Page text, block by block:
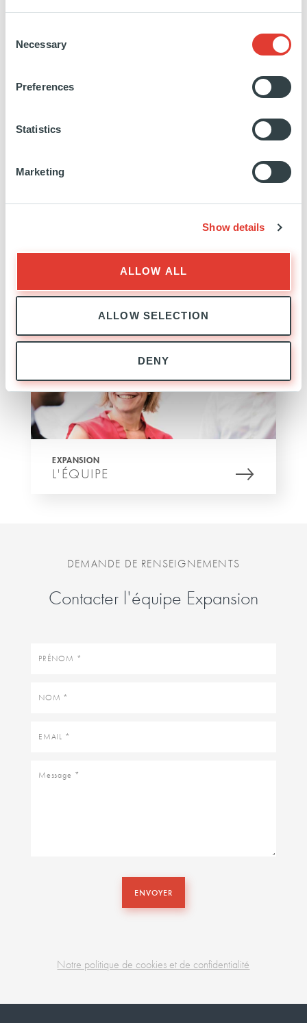
Selection
Necessary
Preferences
Statistics
Marketing
Show details
ALLOW ALL
ALLOW SELECTION
DENY
court et moyen terme.
http://ouveo-https://fr.linkedin.com/company/groupeouveo
EXPANSION
EXPERTISE
EXPANSION
L'ÉQUIPE
DEMANDE DE RENSEIGNEMENTS
Contacter l'équipe Expansion
Prénom
Nom
Email
Message
ENVOYER
Notre politique de cookies et de confidentialité
unit